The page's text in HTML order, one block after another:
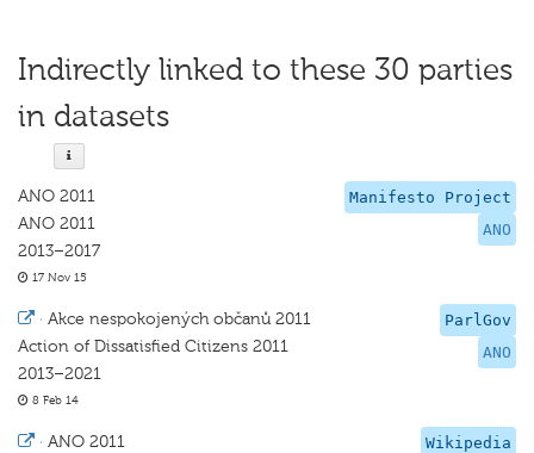
Indirectly linked to these 30 parties
in datasets
Manifesto Project
ANO
ANO 2011
ANO 2011
2013–2017
17 Nov 15
ParlGov
ANO
· Akce nespokojených občanů 2011
Action of Dissatisfied Citizens 2011
2013–2021
8 Feb 14
Wikipedia
· ANO 2011